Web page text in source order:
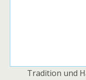
Tradition und